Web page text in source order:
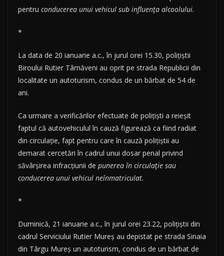
pentru conducerea unui vehicul sub influența alcoolului.
*
La data de 20 ianuarie a.c., în jurul orei 15.30, polițiștii
Biroului Rutier Târnăveni au oprit pe strada Republicii din
localitate un autoturism, condus de un bărbat de 54 de
ani.
Ca urmare a verificărilor efectuate de polițiști a reieșit
faptul că autovehiculul în cauză figurează ca fiind radiat
din circulație, fapt pentru care în cauză polițiștii au
demarat cercetări în cadrul unui dosar penal privind
săvârșirea infracțiunii de punerea în circulație sau
conducerea unui vehicul neînmatriculat.
*
Duminică, 21 ianuarie a.c., în jurul orei 23.22, polițiștii din
cadrul Serviciului Rutier Mureș au depistat pe strada Sinaia
din Târgu Mureș un autoturism, condus de un bărbat de